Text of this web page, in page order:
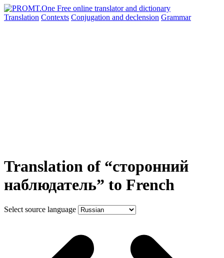
Translation Contexts Conjugation and declension Grammar
Translation of “сторонний
наблюдатель” to French
Select source language